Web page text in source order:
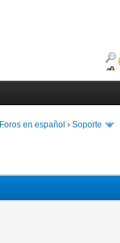
Foros en español › Soporte